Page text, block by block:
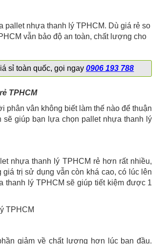
pallet nhựa thanh lý TPHCM. Dù giá rẻ so
vẫn bảo độ an toàn, chất lượng cho
sỉ toàn quốc, gọi ngay0906 193 788
phân vân không biết làm thế nào để thuận
sẽ giúp bạn lựa chọn pallet nhựa thanh lý
nhựa thanh lý TPHCM rẻ hơn rất nhiều,
trị sử dụng vẫn còn khá cao, có lúc lên
thanh lý TPHCM sẽ giúp tiết kiệm được 1
giảm về chất lượng hơn lúc ban đầu.